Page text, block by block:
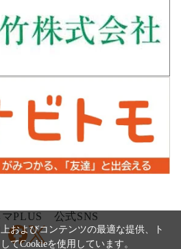
マPLUS 公式SNS
およびコンテンツの最適な提供、ト
てCookieを使用しています。